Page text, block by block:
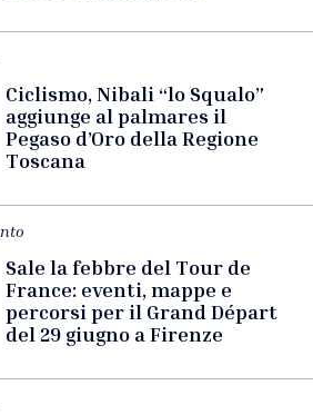
Ciclismo, Nibali “lo Squalo”
aggiunge al palmares il
Pegaso d’Oro della Regione
Toscana
Sale la febbre del Tour de
France: eventi, mappe e
percorsi per il Grand Départ
del 29 giugno a Firenze